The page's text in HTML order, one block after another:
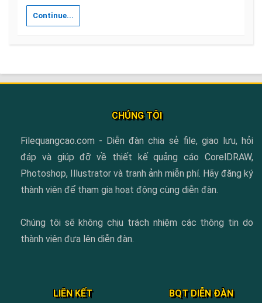
Continue...
CHÚNG TÔI
Filequangcao.com - Diễn đàn chia sẻ file, giao lưu, hỏi
đáp và giúp đỡ về thiết kế quảng cáo CorelDRAW,
Photoshop, Illustrator và tranh ảnh miễn phí. Hãy đăng ký
thành viên để tham gia hoạt động cùng diễn đàn.
Chúng tôi sẽ không chịu trách nhiệm các thông tin do
thành viên đưa lên diễn đàn.
LIÊN KẾT BQT DIỄN ĐÀN